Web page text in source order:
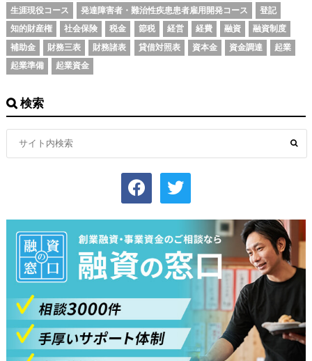
生涯現役コース
発達障害者・難治性疾患患者雇用開発コース
登記
知的財産権
社会保険 税金 節税 経営 経費 融資
融資制度
補助金
財務三表 財務諸表 貸借対照表 資本金 資金調達
起業
起業準備
起業資金
検索
facebook twitter